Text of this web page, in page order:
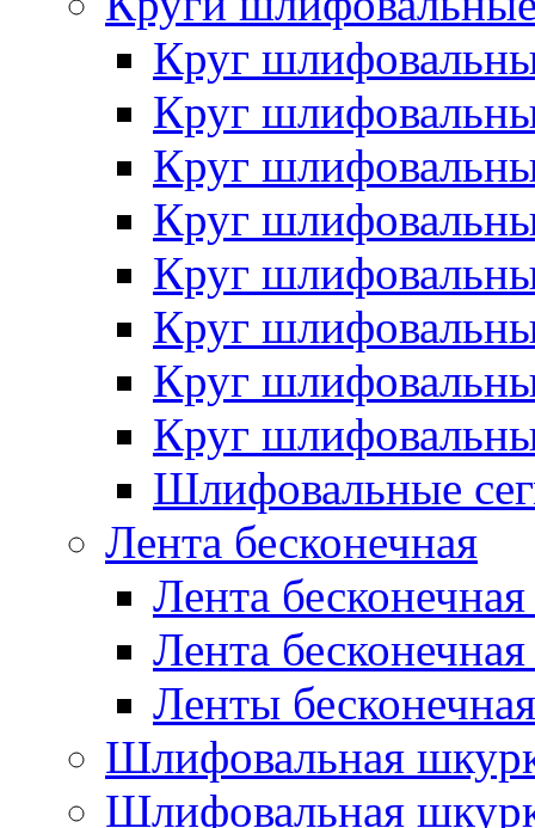
Круг
Круг
Круг
Круг
Круг
Круг
Круг
Круг
Шлифовальные
Лента бесконечная
Лента
Лента
Ленты
Шлифовальная
Шлифовальная